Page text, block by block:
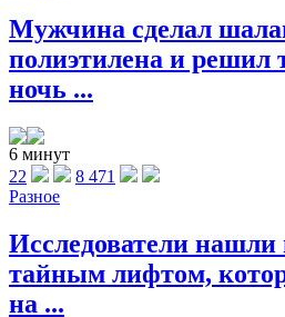
Мужчина сделал
полиэтилена и решил
ночь ...
6 минут
22
8 471
Разное
Исследователи нашли
тайным лифтом,
на ...